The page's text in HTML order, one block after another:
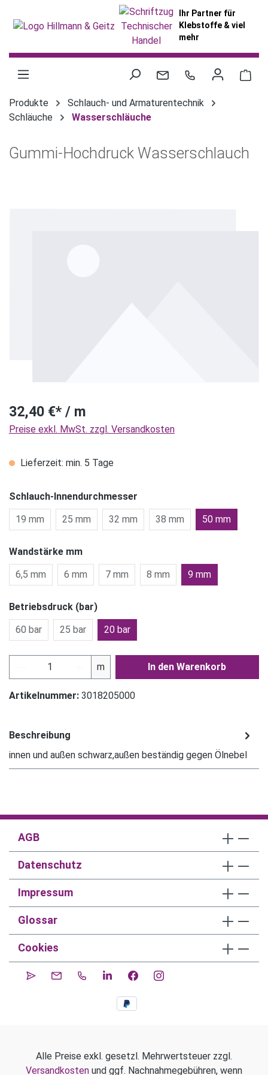
Ihr Partner für
Klebstoffe & viel
mehr
Produkte
Schlauch- und Armaturentechnik
Schläuche
Wasserschläuche
Gummi-Hochdruck Wasserschlauch
32,40 €* / m
Preise exkl. MwSt. zzgl. Versandkosten
Lieferzeit: min. 5 Tage
Schlauch-Innendurchmesser
19 mm
25 mm 32 mm 38 mm 50 mm
Wandstärke mm
6,5 mm
6 mm 7 mm 8 mm 9 mm
Betriebsdruck (bar)
60 bar
25 bar 20 bar
Produkt Anzahl: Gib den gewünschten Wert
m In den Warenkorb
Artikelnummer: 3018205000
Beschreibung
innen und außen schwarz,außen beständig gegen Ölnebel
AGB
Datenschutz
Impressum
Glossar
Cookies
Alle Preise exkl. gesetzl. Mehrwertsteuer zzgl.
Versandkosten und ggf. Nachnahmegebühren, wenn